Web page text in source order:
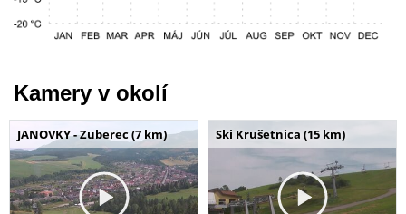
Kamery v okolí
JANOVKY - Zuberec (7 km) Ski Krušetnica (15 km)